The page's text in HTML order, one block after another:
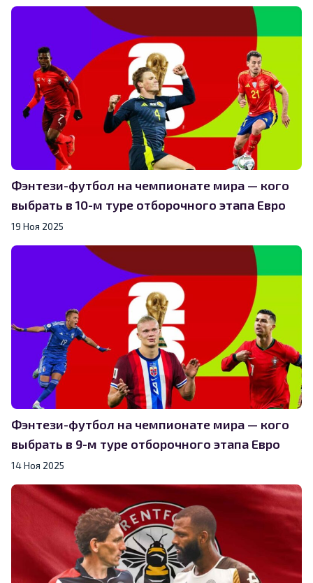
Фэнтези-футбол на чемпионате мира — кого
выбрать в 10-м туре отборочного этапа Евро
19 Ноя 2025
Фэнтези-футбол на чемпионате мира — кого
выбрать в 9-м туре отборочного этапа Евро
14 Ноя 2025